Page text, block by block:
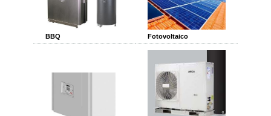
BBQ Fotovoltaico